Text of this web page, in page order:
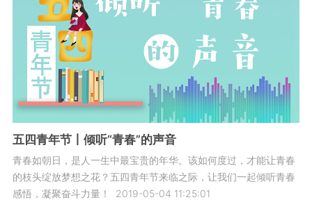
五四青年节丨倾听“青春”的声音
青春如朝日，是人一生中最宝贵的年华。该如何度过，才能让青春
的枝头绽放梦想之花？五四青年节来临之际，让我们一起倾听青春
感悟，凝聚奋斗力量！
2019-05-04 11:25:01